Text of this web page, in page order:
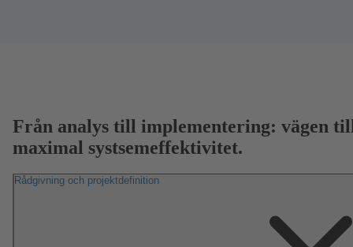
Från analys till implementering: vägen
maximal systsemeffektivitet.
Rådgivning och projektdefinition